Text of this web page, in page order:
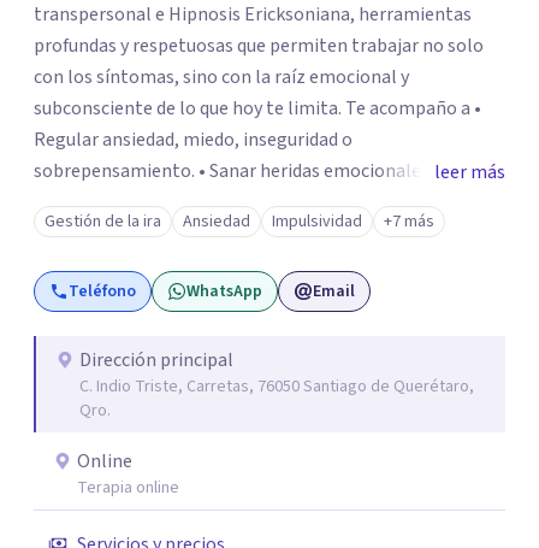
transpersonal e Hipnosis Ericksoniana, herramientas
profundas y respetuosas que permiten trabajar no solo
con los síntomas, sino con la raíz emocional y
subconsciente de lo que hoy te limita. Te acompaño a •
Regular ansiedad, miedo, inseguridad o
sobrepensamiento. • Sanar heridas emocionales y
fortalecer tu autoestima. . Comprender por qué repites
ciertos patrones o emociones. Puedes superar lo que te
preocupa y lograr tus objetivos más pronto de lo que
imaginas. Contáctame por Wahtsapp. Puedo ayudarte.
leer más
Gestión de la ira Ansiedad Impulsividad +7 más
Teléfono WhatsApp Email
Dirección principal
C. Indio Triste, Carretas, 76050 Santiago de Querétaro,
Qro.
Online
Terapia online